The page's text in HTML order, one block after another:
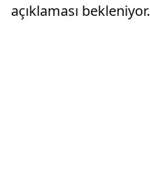
açıklaması bekleniyor.